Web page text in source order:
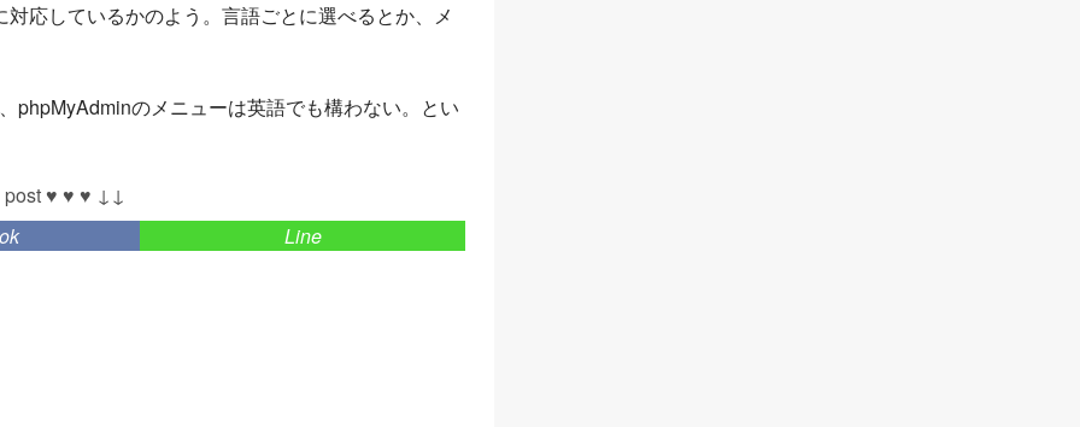
応しているかのよう。言語ごとに選べるとか、メ
phpMyAdminのメニューは英語でも構わない。とい
♥ ♥ ♥ ↓↓
Line